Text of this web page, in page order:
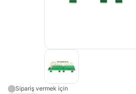
Sipariş vermek için